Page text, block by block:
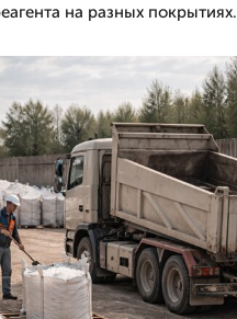
на разных покрытиях.